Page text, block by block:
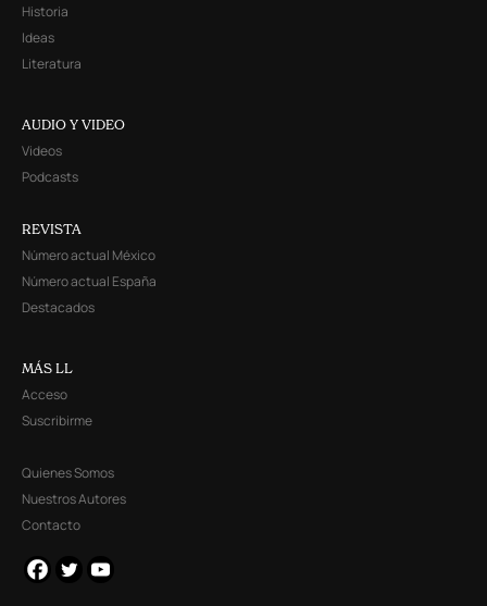
Historia
Ideas
Literatura
AUDIO Y VIDEO
Videos
Podcasts
REVISTA
Número actual México
Número actual España
Destacados
MÁS LL
Acceso
Suscribirme
Quienes Somos
Nuestros Autores
Contacto